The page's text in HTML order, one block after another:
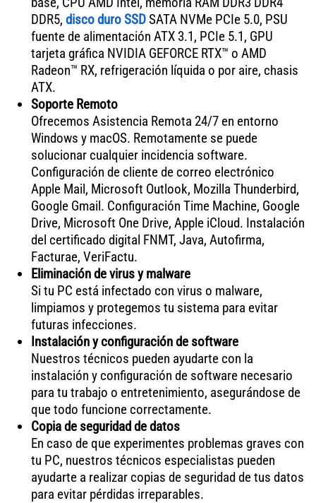
DDR5, disco duro SSDSATA NVMe PCIe 5.0, PSU
fuente de alimentación ATX 3.1, PCIe 5.1, GPU
tarjeta gráfica NVIDIA GEFORCE RTX™ o AMD
Radeon™ RX, refrigeración líquida o por aire, chasis
ATX.
Soporte Remoto
Ofrecemos Asistencia Remota 24/7 en entorno
Windows y macOS. Remotamente se puede
solucionar cualquier incidencia software.
Configuración de cliente de correo electrónico
Apple Mail, Microsoft Outlook, Mozilla Thunderbird,
Google Gmail. Configuración Time Machine, Google
Drive, Microsoft One Drive, Apple iCloud. Instalación
del certificado digital FNMT, Java, Autofirma,
Facturae, VeriFactu.
Eliminación de virus y malware
Si tu PC está infectado con virus o malware,
limpiamos y protegemos tu sistema para evitar
futuras infecciones.
Instalación y configuración de software
Nuestros técnicos pueden ayudarte con la
instalación y configuración de software necesario
para tu trabajo o entretenimiento, asegurándose de
que todo funcione correctamente.
Copia de seguridad de datos
En caso de que experimentes problemas graves con
tu PC, nuestros técnicos especialistas pueden
ayudarte a realizar copias de seguridad de tus datos
para evitar pérdidas irreparables.